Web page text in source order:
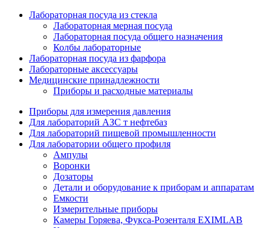
Лабораторная посуда из стекла
Лабораторная мерная посуда
Лабораторная посуда общего назначения
Колбы лабораторные
Лабораторная посуда из фарфора
Лабораторные аксессуары
Медицинские принадлежности
Приборы и расходные материалы
Приборы для измерения давления
Для лабораторий АЗС т нефтебаз
Для лабораторий пищевой промышленности
Для лаборатории общего профиля
Ампулы
Воронки
Дозаторы
Детали и оборудование к приборам и аппаратам
Емкости
Измерительные приборы
Камеры Горяева, Фукса-Розенталя EXIMLAB